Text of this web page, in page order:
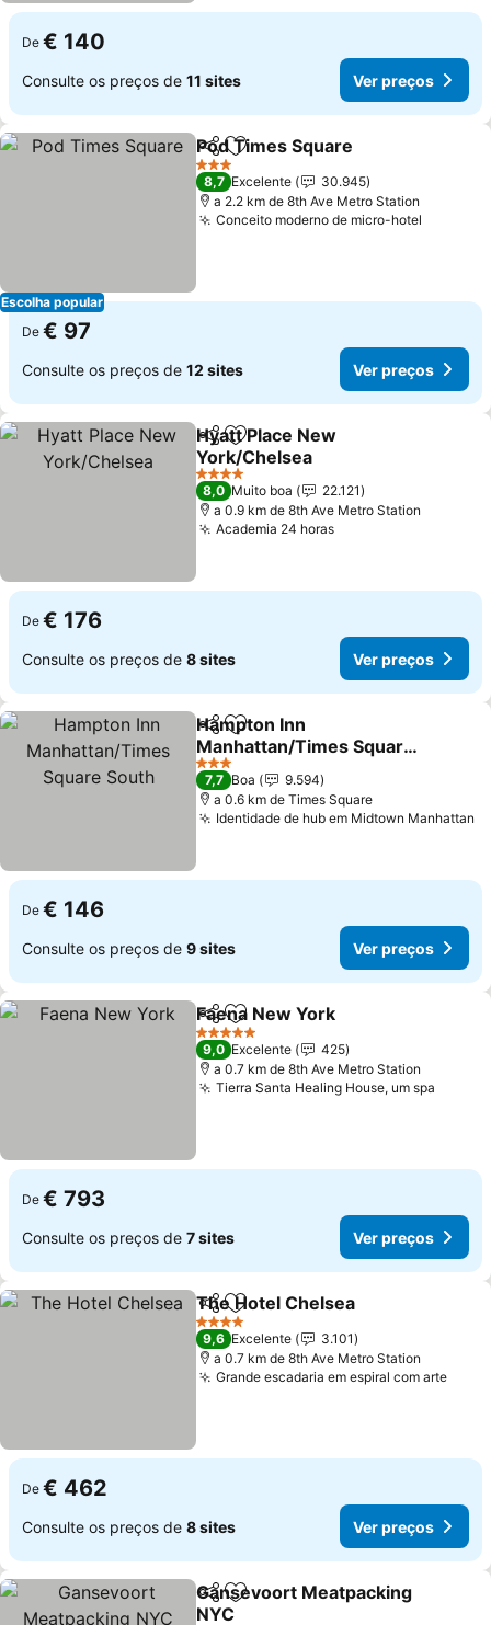
De € 140
Consulte os preços de 11 sites Ver preços
Escolha popular
PartilharAdicionar aos favoritos
Pod Times Square
3 Estrelas
8,7 Excelente
30.945
a 2.2 km de 8th Ave Metro Station
Conceito moderno de micro-hotel
De € 97
Consulte os preços de 12 sites Ver preços
PartilharAdicionar aos favoritos
Hyatt Place New
York/Chelsea
Ver preços
4 Estrelas
8,0 Muito boa
22.121
a 0.9 km de 8th Ave Metro Station
Academia 24 horasVer preços
De € 176
Consulte os preços de 8 sites Ver preços
PartilharAdicionar aos favoritos
Hampton Inn
Manhattan/Times Square
South
Ver preços
3 Estrelas
7,7 Boa
9.594
a 0.6 km de Times Square
Identidade de hub em Midtown Manhattan
De € 146
Consulte os preços de 9 sites Ver preços
PartilharAdicionar aos favoritos
Faena New York
5 Estrelas
9,0 Excelente
425
a 0.7 km de 8th Ave Metro Station
Tierra Santa Healing House, um spa
De € 793
Consulte os preços de 7 sites Ver preços
PartilharAdicionar aos favoritos
The Hotel Chelsea
4 Estrelas
9,6 Excelente
3.101
a 0.7 km de 8th Ave Metro Station
Grande escadaria em espiral com arteVer
De € 462
Consulte os preços de 8 sites Ver preços
PartilharAdicionar aos favoritos
Gansevoort Meatpacking
NYC